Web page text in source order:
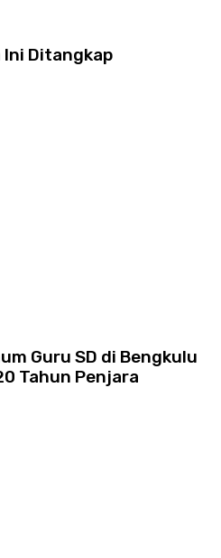
Ini Ditangkap
Guru SD di Bengkulu
Tahun Penjara